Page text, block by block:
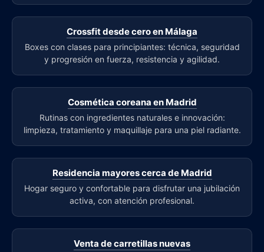
Crossfit desde cero en Málaga
Boxes con clases para principiantes: técnica, seguridad
y progresión en fuerza, resistencia y agilidad.
Cosmética coreana en Madrid
Rutinas con ingredientes naturales e innovación:
limpieza, tratamiento y maquillaje para una piel radiante.
Residencia mayores cerca de Madrid
Hogar seguro y confortable para disfrutar una jubilación
activa, con atención profesional.
Venta de carretillas nuevas